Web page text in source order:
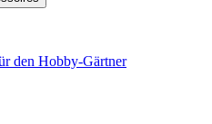
den Hobby-Gärtner